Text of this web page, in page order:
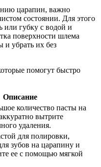
царапин, важно
состоянии. Для этого
или губку с водой и
поверхности шлема
и убрать их без
помогут быстро
Описание
количество пасты на
вытрите
удаления.
для полировки,
зубов на царапину и
ее с помощью мягкой